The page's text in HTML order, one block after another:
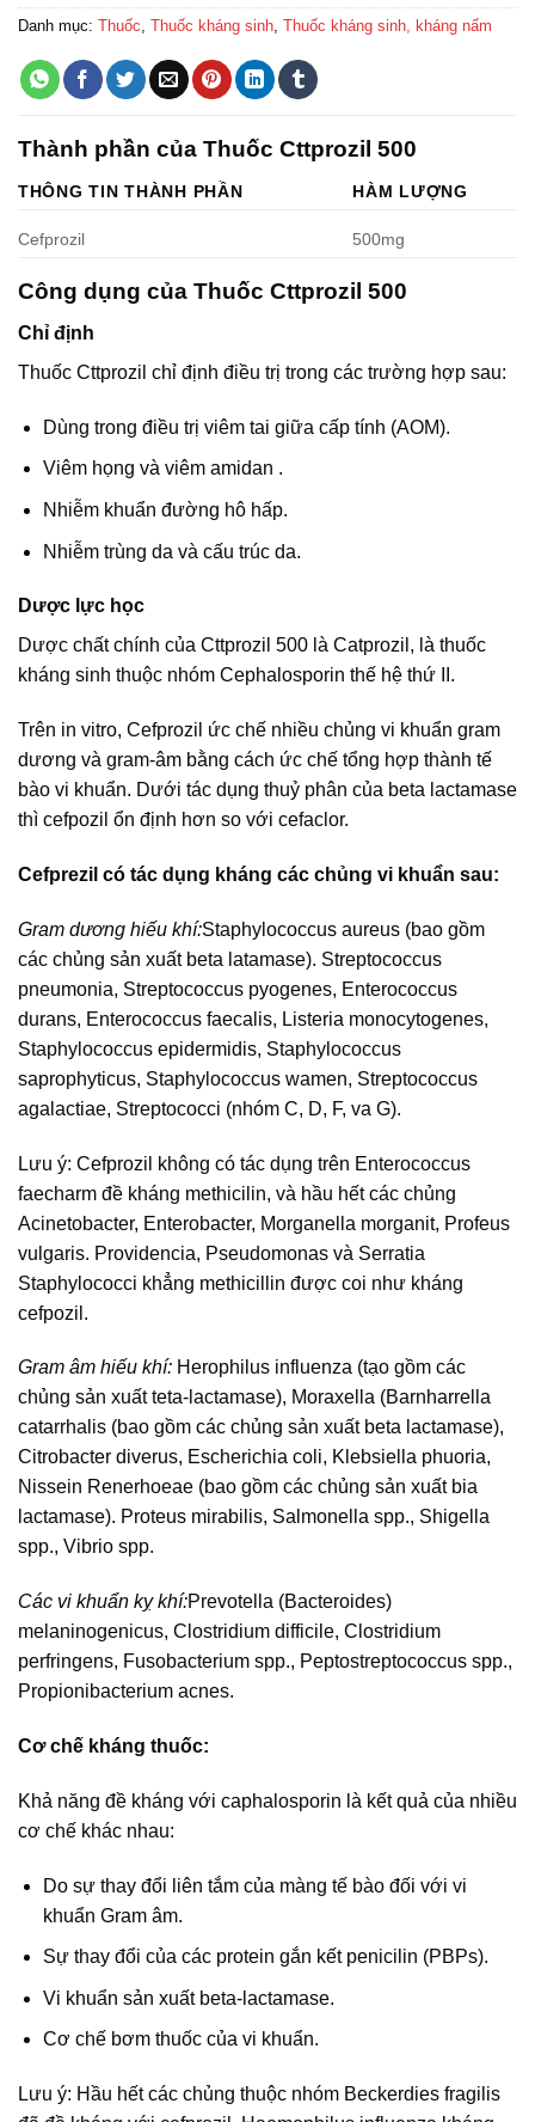
Danh mục: Thuốc Thuốc kháng sinh Thuốc kháng sinh, kháng nấm
Thành phần của Thuốc Cttprozil 500
THÔNG TIN THÀNH PHẦN HÀM LƯỢNG
Cefprozil 500mg
Công dụng của Thuốc Cttprozil 500
Chỉ định
Thuốc Cttprozil chỉ định điều trị trong các trường hợp sau:
Dùng trong điều trị viêm tai giữa cấp tính (AOM).
Viêm họng và viêm amidan .
Nhiễm khuẩn đường hô hấp.
Nhiễm trùng da và cấu trúc da.
Dược lực học
Dược chất chính của Cttprozil 500 là Catprozil, là thuốc
kháng sinh thuộc nhóm Cephalosporin thế hệ thứ II.
Trên in vitro, Cefprozil ức chế nhiều chủng vi khuẩn gram
dương và gram-âm bằng cách ức chế tổng hợp thành tế
bào vi khuẩn. Dưới tác dụng thuỷ phân của beta lactamase
thì cefpozil ổn định hơn so với cefaclor.
Cefprezil có tác dụng kháng các chủng vi khuẩn sau:
Gram dương hiếu khí:Staphylococcus aureus (bao gồm
các chủng sản xuất beta latamase). Streptococcus
pneumonia, Streptococcus pyogenes, Enterococcus
durans, Enterococcus faecalis, Listeria monocytogenes,
Staphylococcus epidermidis, Staphylococcus
saprophyticus, Staphylococcus wamen, Streptococcus
agalactiae, Streptococci (nhóm C, D, F, va G).
Lưu ý: Cefprozil không có tác dụng trên Enterococcus
faecharm đề kháng methicilin, và hầu hết các chủng
Acinetobacter, Enterobacter, Morganella morganit, Profeus
vulgaris. Providencia, Pseudomonas và Serratia
Staphylococci khẳng methicillin được coi như kháng
cefpozil.
Gram âm hiếu khí: Herophilus influenza (tạo gồm các
chủng sản xuất teta-lactamase), Moraxella (Barnharrella
catarrhalis (bao gồm các chủng sản xuất beta lactamase),
Citrobacter diverus, Escherichia coli, Klebsiella phuoria,
Nissein Renerhoeae (bao gồm các chủng sản xuất bia
lactamase). Proteus mirabilis, Salmonella spp., Shigella
spp., Vibrio spp.
Các vi khuẩn kỵ khí:Prevotella (Bacteroides)
melaninogenicus, Clostridium difficile, Clostridium
perfringens, Fusobacterium spp., Peptostreptococcus spp.,
Propionibacterium acnes.
Cơ chế kháng thuốc:
Khả năng đề kháng với caphalosporin là kết quả của nhiều
cơ chế khác nhau:
Do sự thay đổi liên tắm của màng tế bào đối với vi
khuẩn Gram âm.
Sự thay đổi của các protein gắn kết penicilin (PBPs).
Vi khuẩn sản xuất beta-lactamase.
Cơ chế bơm thuốc của vi khuẩn.
Lưu ý: Hầu hết các chủng thuộc nhóm Beckerdies fragilis